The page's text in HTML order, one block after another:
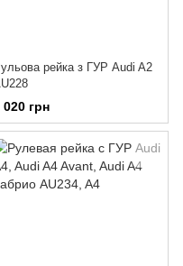
рейка з ГУР Audi A2
020 грн